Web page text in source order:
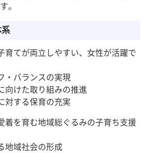
。
育てが両立しやすい、女性が活躍で
バランスの実現
けた取り組みの推進
する保育の充実
着を育む地域総ぐるみの子育ち支援
域社会の形成